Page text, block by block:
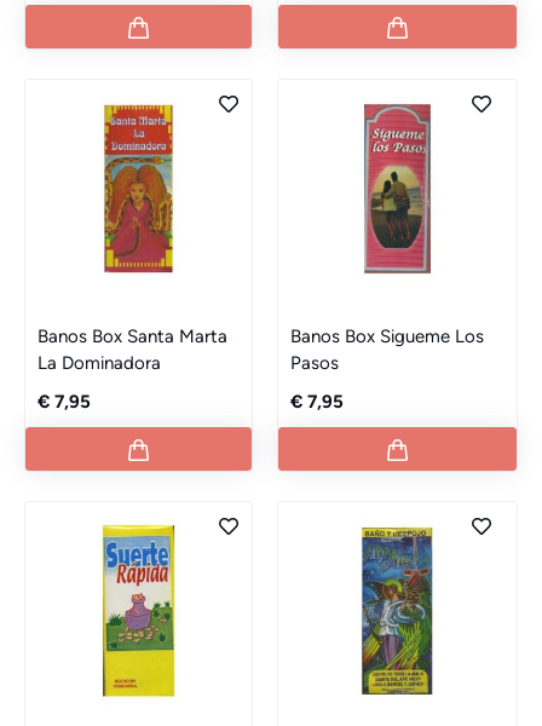
Banos Box Santa Marta
La Dominadora
€ 7,95
Banos Box Sigueme Los
Pasos
€ 7,95